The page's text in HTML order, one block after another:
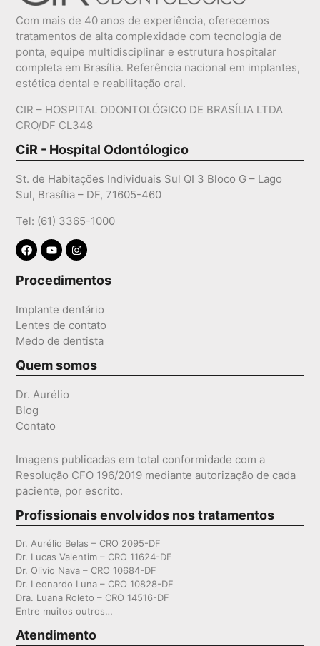
Com mais de 40 anos de experiência, oferecemos
tratamentos de alta complexidade com tecnologia de
ponta, equipe multidisciplinar e estrutura hospitalar
completa em Brasília. Referência nacional em implantes,
estética dental e reabilitação oral.
CIR – HOSPITAL ODONTOLÓGICO DE BRASÍLIA LTDA
CRO/DF CL348
CiR - Hospital Odontólogico
St. de Habitações Individuais Sul QI 3 Bloco G – Lago
Sul, Brasília – DF, 71605-460
Tel: (61) 3365-1000
Procedimentos
Implante dentário
Lentes de contato
Medo de dentista
Quem somos
Dr. Aurélio
Blog
Contato
Imagens publicadas em total conformidade com a
Resolução CFO 196/2019 mediante autorização de cada
paciente, por escrito.
Profissionais envolvidos nos tratamentos
Dr. Aurélio Belas – CRO 2095-DF
Dr. Lucas Valentim – CRO 11624-DF
Dr. Olivio Nava – CRO 10684-DF
Dr. Leonardo Luna – CRO 10828-DF
Dra. Luana Roleto – CRO 14516-DF
Entre muitos outros…
Atendimento